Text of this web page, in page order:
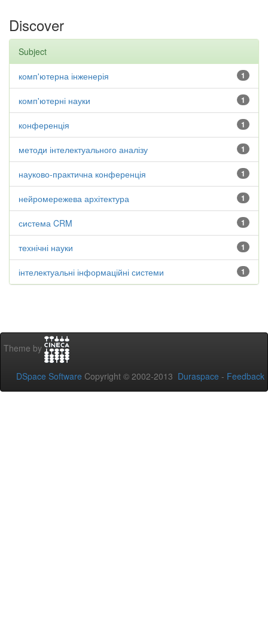
Discover
Subject
1
комп'ютерна інженерія
1
комп'ютерні науки
1
конференція
1
методи інтелектуального аналізу
1
науково-практична конференція
1
нейромережева архітектура
1
система CRM
1
технічні науки
1
інтелектуальні інформаційні системи
Theme by
DSpace Software Copyright © 2002-2013 Duraspace - Feedback